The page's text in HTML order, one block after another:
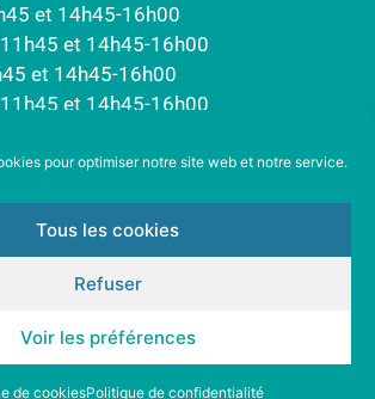
pour optimiser notre site web et notre service.
Tous les cookies
Refuser
Voir les préférences
de cookiesPolitique de confidentialité
et 14h45-16h00
et 14h45-16h00
et 14h45-16h00
et 14h45-16h00